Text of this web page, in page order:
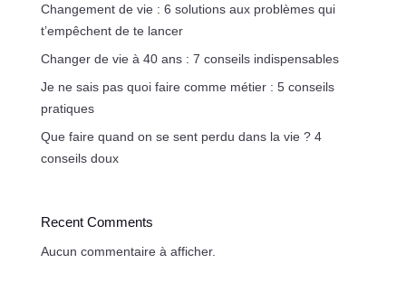
Changement de vie : 6 solutions aux problèmes qui
t’empêchent de te lancer
Changer de vie à 40 ans : 7 conseils indispensables
Je ne sais pas quoi faire comme métier : 5 conseils
pratiques
Que faire quand on se sent perdu dans la vie ? 4
conseils doux
Recent Comments
Aucun commentaire à afficher.